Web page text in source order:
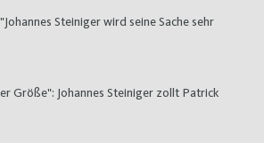
Steiniger wird seine Sache sehr
Größe": Johannes Steiniger zollt Patrick